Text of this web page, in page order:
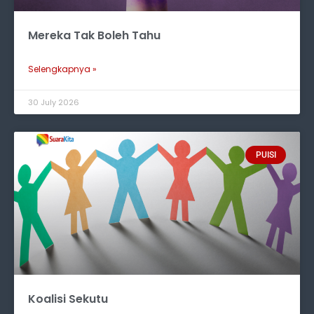
Mereka Tak Boleh Tahu
Selengkapnya »
30 July 2026
PUISI
Koalisi Sekutu